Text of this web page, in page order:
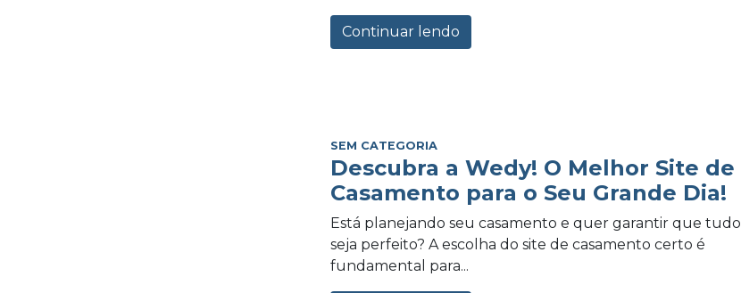
Continuar lendo
SEM CATEGORIA
Descubra a Wedy! O Melhor Site de
Casamento para o Seu Grande Dia!
Está planejando seu casamento e quer garantir que tudo
seja perfeito? A escolha do site de casamento certo é
fundamental para...